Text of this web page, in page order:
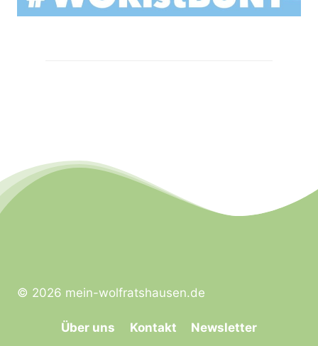
© 2026 mein-wolfratshausen.de
Über uns Kontakt Newsletter